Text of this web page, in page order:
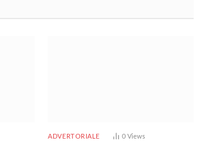
ADVERTORIALE 0 Views